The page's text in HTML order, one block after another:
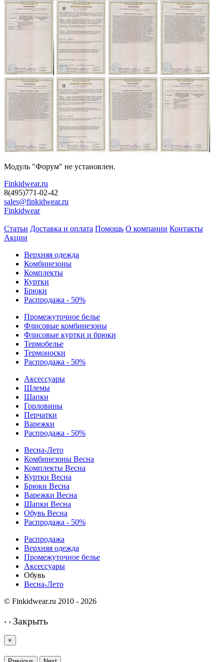
Модуль "Форум" не установлен.
Finkidwear.ru
8(495)771-02-42
sales@finkidwear.ru
Finkidwear
Статьи Доставка и оплата Помощь О компании Контакты
Акции
Верхняя одежда
Комбинезоны
Комплекты
Куртки
Брюки
Распродажа - 50%
Промежуточное белье
Флисовые комбинезоны
Флисовые куртки и брюки
Термобелье
Термоноски
Распродажа - 50%
Аксессуары
Шлемы
Шапки
Горловины
Перчатки
Варежки
Распродажа - 50%
Весна-Лето
Комбинезоны Весна
Комплекты Весна
Куртки Весна
Брюки Весна
Варежки Весна
Шапки Весна
Обувь Весна
Распродажа - 50%
Распродажа
Верхняя одежда
Промежуточное белье
Аксессуары
Обувь
Весна-Лето
© Finkidwear.ru 2010 - 2026
‹ › Закрыть
×